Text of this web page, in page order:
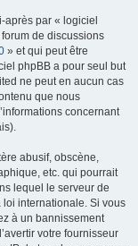
après par « logiciel
de discussions
» et qui peut être
phpBB a pour seul but
ne peut en aucun cas
que nous
concernant
abusif, obscène,
etc. qui pourrait
lequel le serveur de
loi internationale. Si vous
à un bannissement
votre fournisseur